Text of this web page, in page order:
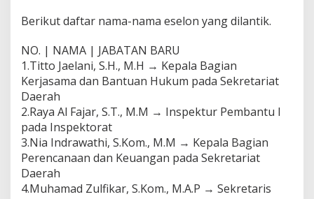
Berikut daftar nama-nama eselon yang dilantik.
NO. | NAMA | JABATAN BARU
1.Titto Jaelani, S.H., M.H → Kepala Bagian
Kerjasama dan Bantuan Hukum pada Sekretariat
Daerah
2.Raya Al Fajar, S.T., M.M → Inspektur Pembantu I
pada Inspektorat
3.Nia Indrawathi, S.Kom., M.M → Kepala Bagian
Perencanaan dan Keuangan pada Sekretariat
Daerah
4.Muhamad Zulfikar, S.Kom., M.A.P → Sekretaris